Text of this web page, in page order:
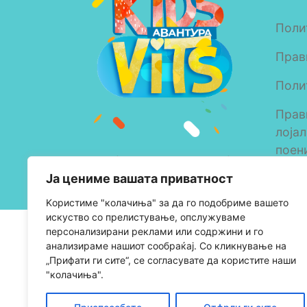
Ја цениме вашата приватност
Kористиме "колачиња" за да го подобриме вашето
искуство со прелистување, опслужуваме
персонализирани реклами или содржини и го
анализираме нашиот сообраќај. Со кликнување на
„Прифати ги сите“, се согласувате да користите наши
"колачиња".
Copyright © 2023 Alkaloid
AD Skopje